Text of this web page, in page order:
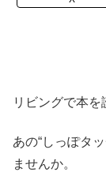
リビングで本
あの“しっぽタ
ませんか。